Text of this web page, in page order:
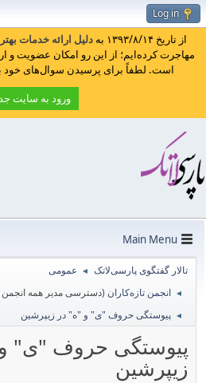
Log in
از تاریخ ۱۳۹۳/۸/۱۴ به دلیل ارائه خدمات بهتر
مهاجرت کرده‌ایم؛ از این رو امکان عضویت و
است. لطفاً برای پرسیدن سوال‌های خود
ورود به سایت
Main Menu
تالار گفتگوی پارسی‌لاتک ◄ عمومی
◄ انجمن تازه‌کاران (دسترسی مدیر همه انجمن
◄ پیوستگی حروف "ی" و "ه" در زیپرشین
پیوستگی حروف "ی"
زیپرشین